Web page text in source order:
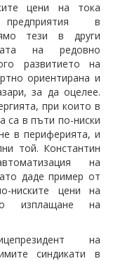
цени на тока
в
тези в други
на редовно
развитието на
ориентирана и
за да оцелее.
при които в
са в пъти по-ниски
в периферията, и
той. Константин
на
даде пример от
ниските цени на
изплащане на
на
синдикати в